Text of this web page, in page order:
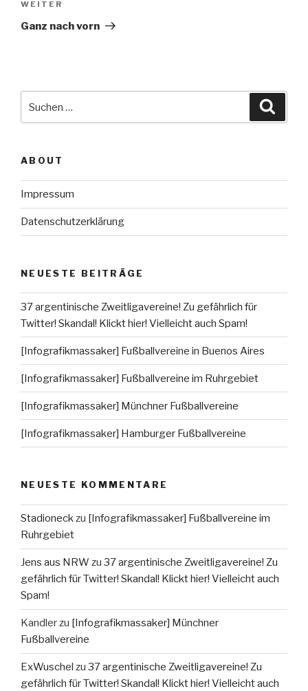
Nächster
Beitrag
WEITER
Ganz nach vorn
nach:
ABOUT
Impressum
Datenschutzerklärung
NEUESTE BEITRÄGE
37 argentinische Zweitligavereine! Zu gefährlich für
Twitter! Skandal! Klickt hier! Vielleicht auch Spam!
[Infografikmassaker] Fußballvereine in Buenos Aires
[Infografikmassaker] Fußballvereine im Ruhrgebiet
[Infografikmassaker] Münchner Fußballvereine
[Infografikmassaker] Hamburger Fußballvereine
NEUESTE KOMMENTARE
Stadioneckzu [Infografikmassaker] Fußballvereine im
Ruhrgebiet
Jens aus NRW zu 37 argentinische Zweitligavereine! Zu
gefährlich für Twitter! Skandal! Klickt hier! Vielleicht auch
Spam!
Kandlerzu [Infografikmassaker] Münchner
Fußballvereine
ExWuschel zu 37 argentinische Zweitligavereine! Zu
gefährlich für Twitter! Skandal! Klickt hier! Vielleicht auch